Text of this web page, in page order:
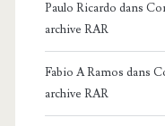
Paulo Ricardo dans
archive RAR
Fabio A Ramos dans
archive RAR